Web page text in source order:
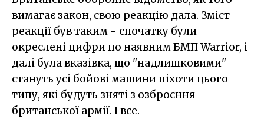
вимагає закон, свою реакцію дала. Зміст
реакції був таким - спочатку були
окреслені цифри по наявним БМП Warrior, і
далі була вказівка, що "надлишковими"
стануть усі бойові машини піхоти цього
типу, які будуть зняті з озброєння
британської армії. І все.